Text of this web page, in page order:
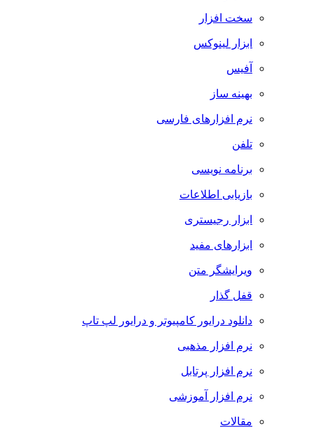
سخت افزار
ابزار لینوکس
آفیس
بهینه ساز
نرم افزارهای فارسی
تلفن
برنامه نویسی
بازیابی اطلاعات
ابزار رجیستری
ابزارهای مفید
ویرایشگر متن
قفل گذار
دانلود درایور کامپیوتر و درایور لپ تاپ
نرم افزار مذهبی
نرم افزار پرتابل
نرم افزار آموزشی
مقالات